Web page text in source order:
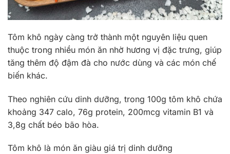
Tôm khô ngày càng trở thành một nguyên liệu quen
thuộc trong nhiều món ăn nhờ hương vị đặc trưng, giúp
tăng thêm độ đậm đà cho nước dùng và các món chế
biến khác.
Theo nghiên cứu dinh dưỡng, trong 100g tôm khô chứa
khoảng 347 calo, 76g protein, 200mcg vitamin B1 và
3,8g chất béo bão hòa.
Tôm khô là món ăn giàu giá trị dinh dưỡng